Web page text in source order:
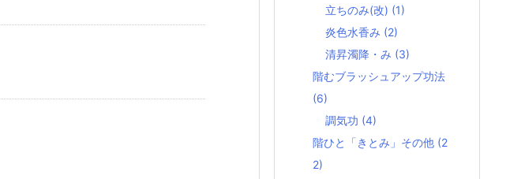
立ちのみ(改) (1)
炎色水香み (2)
清昇濁降・み (3)
階むブラッシュアップ功法
(6)
調気功 (4)
階ひと「きとみ」その他 (2
2)